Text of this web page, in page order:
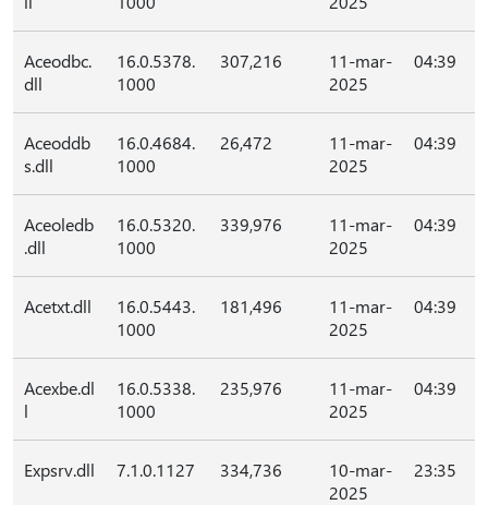
Aceodbc.
dll
16.0.5378.
1000
307,216
11-mar-
2025
04:39
Aceoddb
s.dll
16.0.4684.
1000
26,472
11-mar-
2025
04:39
Aceoledb
.dll
16.0.5320.
1000
339,976
11-mar-
2025
04:39
Acetxt.dll
16.0.5443.
1000
181,496
11-mar-
2025
04:39
Acexbe.dl
l
16.0.5338.
1000
235,976
11-mar-
2025
04:39
Expsrv.dll 7.1.0.1127 334,736
10-mar-
2025
23:35